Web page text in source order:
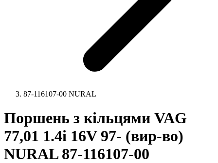
87-116107-00 NURAL
Поршень з кільцями VAG
77,01 1.4i 16V 97- (вир-во)
NURAL 87-116107-00